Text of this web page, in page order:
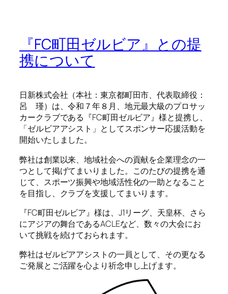
『FC町田ゼルビア』との提
携について
日新株式会社（本社：東京都町田市、代表取締役：
呂 瑾）は、令和７年８月、地元最大級のプロサッ
カークラブである『FC町田ゼルビア』様と提携し、
「ゼルビアアシスト」としてスポンサー応援活動を
開始いたしました。
弊社は創業以来、地域社会への貢献を企業理念の一
つとして掲げてまいりました。このたびの提携を通
じて、スポーツ振興や地域活性化の一助となること
を目指し、クラブを支援してまいります。
『FC町田ゼルビア』様は、J1リーグ、天皇杯、さら
にアジアの舞台であるACLEなど、数々の大会にお
いて挑戦を続けておられます。
弊社はゼルビアアシストの一員として、その更なる
ご発展とご活躍を心より祈念申し上げます。